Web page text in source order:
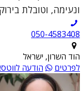
ונעימה, וטובלת
050-4583408
הוד השרון, ישראל
לפרטים
הודעה